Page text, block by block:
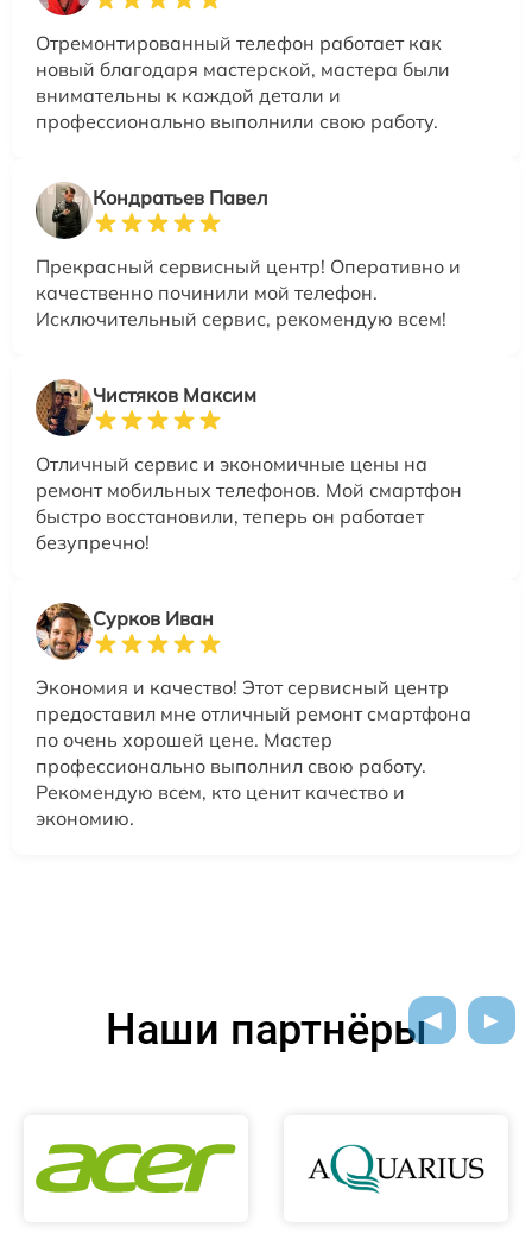
Отремонтированный телефон работает как
новый благодаря мастерской, мастера были
внимательны к каждой детали и
профессионально выполнили свою работу.
Кондратьев Павел
Прекрасный сервисный центр! Оперативно и
качественно починили мой телефон.
Исключительный сервис, рекомендую всем!
Чистяков Максим
Отличный сервис и экономичные цены на
ремонт мобильных телефонов. Мой смартфон
быстро восстановили, теперь он работает
безупречно!
Сурков Иван
Экономия и качество! Этот сервисный центр
предоставил мне отличный ремонт смартфона
по очень хорошей цене. Мастер
профессионально выполнил свою работу.
Рекомендую всем, кто ценит качество и
экономию.
Наши партнёры